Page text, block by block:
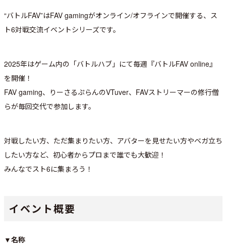
“バトルFAV”はFAV gamingがオンライン/オフラインで開催する、ス
ト6対戦交流イベントシリーズです。
2025年はゲーム内の「バトルハブ」にて毎週『バトルFAV online』
を開催！
FAV gaming、りーさるぷらんのVTuver、FAVストリーマーの修行僧
らが毎回交代で参加します。
対戦したい方、ただ集まりたい方、アバターを見せたい方やベガ立ち
したい方など、初心者からプロまで誰でも大歓迎！
みんなでスト6に集まろう！
イベント概要
▼名称